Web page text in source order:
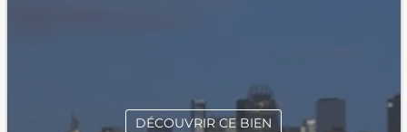
DÉCOUVRIR CE BIEN